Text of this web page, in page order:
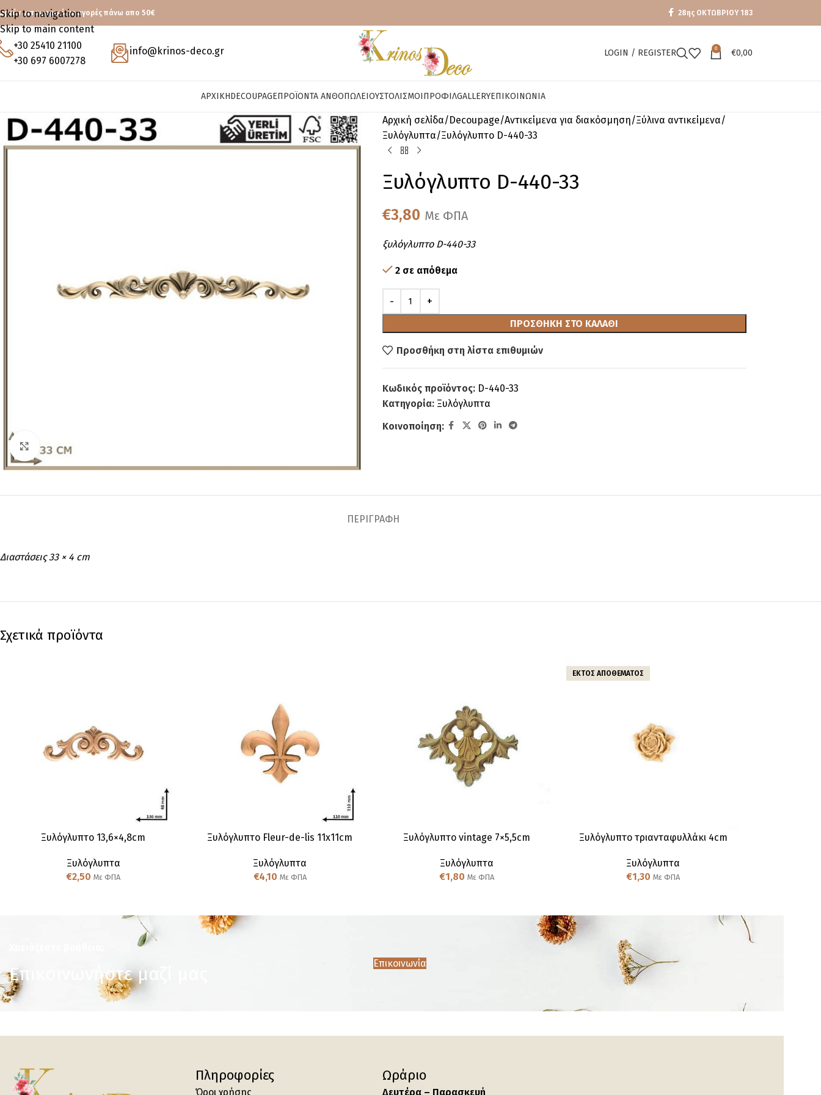
Skip to navigation
Skip to main content
μεταφορικά με αγορές πάνω απο 50€ 28ης ΟΚΤΩΒΡΙΟΥ 183
+30 25410 21100
+30 697 6007278
info@krinos-deco.gr LOGIN / REGISTER 0 €0,00
ΑΡΧΙΚΉDECOUPAGEΠΡΟΪΌΝΤΑ ΑΝΘΟΠΩΛΕΊΟΥΣΤΟΛΙΣΜΟΊΠΡΟΦΊΛGALLERYΕΠΙΚΟΙΝΩΝΊΑ
Click to enlarge
Αρχική σελίδα Decoupage Αντικείμενα για διακόσμηση Ξύλινα αντικείμενα
Ξυλόγλυπτα Ξυλόγλυπτο D-440-33
Ξυλόγλυπτο D-440-33
€3,80 Με ΦΠΑ
ξυλόγλυπτο D-440-33
2 σε απόθεμα
ΠΡΟΣΘΉΚΗ ΣΤΟ ΚΑΛΆΘΙ
Προσθήκη στη λίστα επιθυμιών
Κωδικός προϊόντος: D-440-33
Κατηγορία: Ξυλόγλυπτα
Κοινοποίηση:
ΠΕΡΙΓΡΑΦΉ
Διαστάσεις 33 × 4 cm
Σχετικά προϊόντα
Ξυλόγλυπτo 13,6×4,8cm
Ξυλόγλυπτα
€2,50 Με ΦΠΑ
Ξυλόγλυπτo Fleur-de-lis 11x11cm
Ξυλόγλυπτα
€4,10 Με ΦΠΑ
Ξυλόγλυπτo vintage 7×5,5cm
Ξυλόγλυπτα
€1,80 Με ΦΠΑ
ΕΚΤΌΣ ΑΠΟΘΈΜΑΤΟΣ
Ξυλόγλυπτo τριανταφυλλάκι 4cm
Ξυλόγλυπτα
€1,30 Με ΦΠΑ
Επικοινωνήστε μαζί μας Επικοινωνία
Πληροφορίες
Όροι χρήσης
Ωράριο
Δευτέρα – Παρασκευή